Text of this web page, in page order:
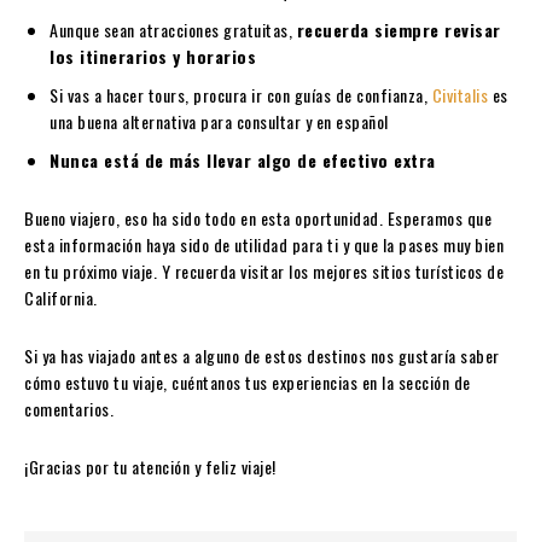
Aunque sean atracciones gratuitas, recuerda siempre revisar
los itinerarios y horarios
Si vas a hacer tours, procura ir con guías de confianza, Civitalis es
una buena alternativa para consultar y en español
Nunca está de más llevar algo de efectivo extra
Bueno viajero, eso ha sido todo en esta oportunidad. Esperamos que
esta información haya sido de utilidad para ti y que la pases muy bien
en tu próximo viaje. Y recuerda visitar los mejores sitios turísticos de
California.
Si ya has viajado antes a alguno de estos destinos nos gustaría saber
cómo estuvo tu viaje, cuéntanos tus experiencias en la sección de
comentarios.
¡Gracias por tu atención y feliz viaje!